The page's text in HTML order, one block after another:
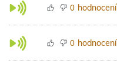
0 hodnocení
0 hodnocení